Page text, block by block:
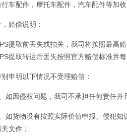
行车配件，摩托车配件，汽车配件等加
赔偿说明：
提取前丢失或扣关，我司将按照最高
提取转运后丢失按照官方赔偿标准并
别申明以下情况不受理赔偿：
如因侵权问题，我司不承担任何责任并
如货物没有按照实际价值申报、侵犯
文件；